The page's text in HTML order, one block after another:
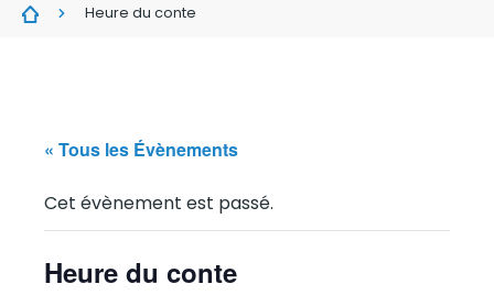
Heure du conte
« Tous les Évènements
Cet évènement est passé.
Heure du conte